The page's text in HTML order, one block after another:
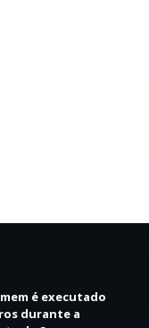
é executado
durante a